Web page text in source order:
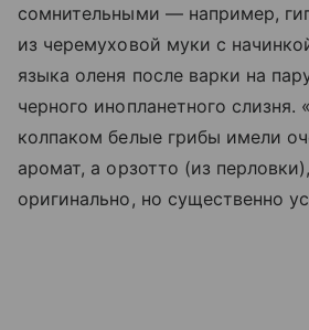
сомнительными — например,
из черемуховой муки с
языка оленя после варки на
черного инопланетного слизня.
колпаком белые грибы имели
аромат, а орзотто (из
оригинально, но существенно